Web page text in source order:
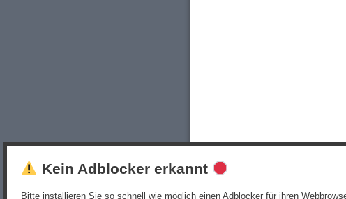
Kein Adblocker erkannt
Bitte installieren Sie so schnell wie möglich einen Adblocker für ihren